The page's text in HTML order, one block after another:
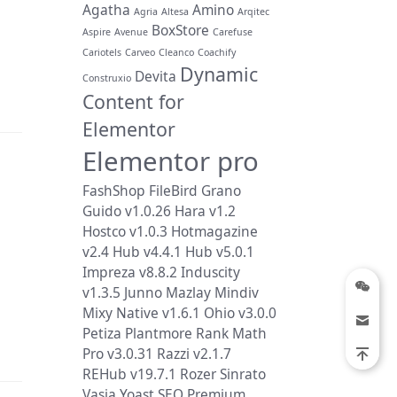
Agatha Agria Altesa Amino Arqitec
Aspire Avenue BoxStore Carefuse
Cariotels Carveo Cleanco Coachify
Construxio Devita Dynamic
Content for
Elementor
Elementor pro
FashShop FileBird Grano
Guido v1.0.26 Hara v1.2
Hostco v1.0.3 Hotmagazine
v2.4 Hub v4.4.1 Hub v5.0.1
Impreza v8.8.2 Induscity
v1.3.5 Junno Mazlay Mindiv
Mixy Native v1.6.1 Ohio v3.0.0
Petiza Plantmore Rank Math
Pro v3.0.31 Razzi v2.1.7
REHub v19.7.1 RozerSinrato